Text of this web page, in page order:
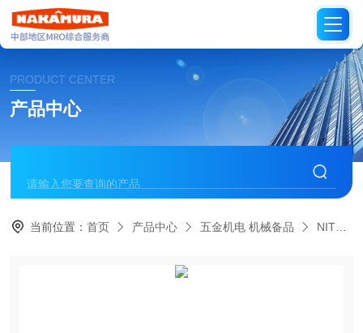
PRODUCT CENTER
产品中心
当前位置：首页 产品中心 五金机电 机械备品 NITTO日本日东工器